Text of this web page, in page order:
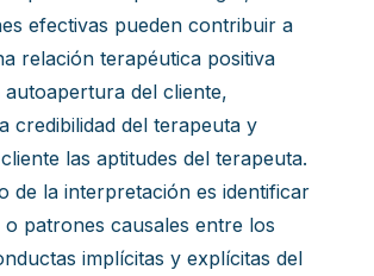
efectivas pueden contribuir a
relación terapéutica positiva
del cliente,
credibilidad del terapeuta y
las aptitudes del terapeuta.
de la interpretación es identificar
o patrones causales entre los
implícitas y explícitas del